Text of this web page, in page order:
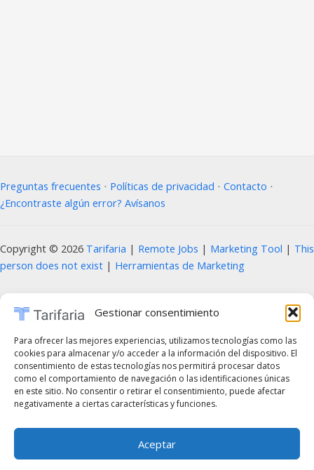
Gestionar consentimiento
Para ofrecer las mejores experiencias, utilizamos tecnologías como las
cookies para almacenar y/o acceder a la información del dispositivo. El
consentimiento de estas tecnologías nos permitirá procesar datos
como el comportamiento de navegación o las identificaciones únicas
en este sitio. No consentir o retirar el consentimiento, puede afectar
negativamente a ciertas características y funciones.
Aceptar
Preguntas frecuentes ⋅ Políticas de privacidad ⋅ Contacto ⋅
¿Encontraste algún error? Avísanos
Copyright © 2026 Tarifaria | Remote Jobs | Marketing Tool | This
person does not exist | Herramientas de Marketing
del contenido de este sitio web, incluyendo textos, imágenes, diseños, logotipos,
código fuente y cualquier otro material presente, sin la autorización previa y por
escrito del propietario del sitio. Cualquier uso no autorizado será considerado una
infracción a los derechos de propiedad intelectual y estará sujeto a las acciones
legales correspondientes, de acuerdo con las leyes vigentes en materia de
derechos de autor y propiedad intelectual. En caso de querer utilizar cualquier
elemento de estos sitios web, es obligatorio mencionar de forma clara y visible el
sitio web correspondiente como fuente original. Para obtener permisos o más